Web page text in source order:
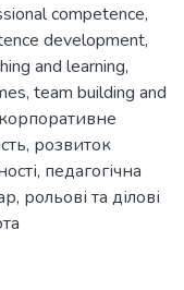
competence,
development,
and learning,
, team building and
корпоративне
, розвиток
, педагогічна
, рольові та ділові